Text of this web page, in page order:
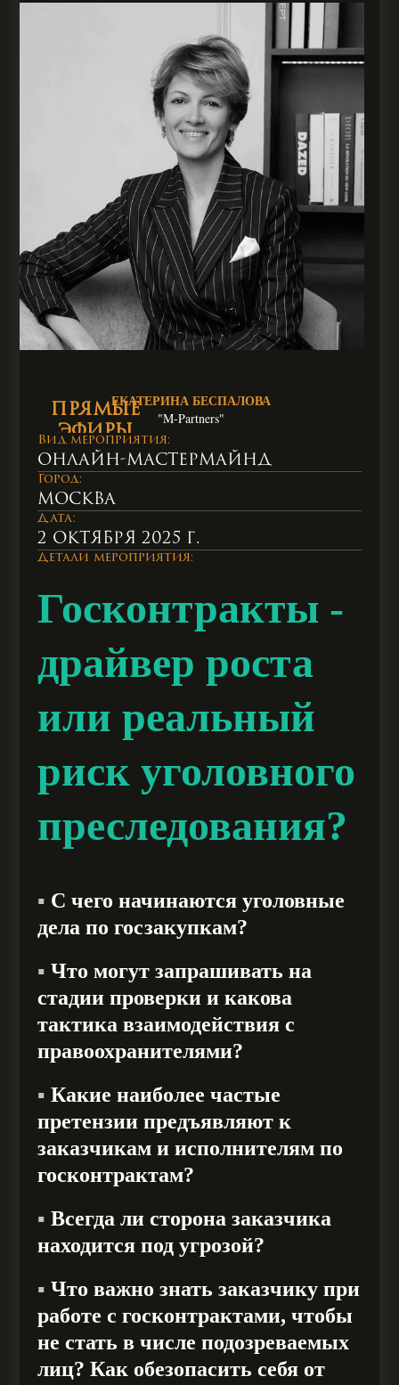
ЕКАТЕРИНА БЕСПАЛОВА
"M-Partners"
ПРЯМЫЕ
ЭФИРЫ
ПОМОГУТ
ПОВЫСИТЬ
УРОВЕНЬ
ВАШЕЙ
ПРОФЕССИОНАЛЬНОЙ
КОМПЕТЕНЦИИ
Вид мероприятия:
Онлайн-мастермайнд
Город:
Москва
Дата:
2 октября 2025 г.
Детали мероприятия:
Госконтракты -
драйвер роста
или реальный
риск уголовного
преследования?
▪️ С чего начинаются уголовные
дела по госзакупкам?
▪️ Что могут запрашивать на
стадии проверки и какова
тактика взаимодействия с
правоохранителями?
▪️ Какие наиболее частые
претензии предъявляют к
заказчикам и исполнителям по
госконтрактам?
▪️ Всегда ли сторона заказчика
находится под угрозой?
▪️ Что важно знать заказчику при
работе с госконтрактами, чтобы
не стать в числе подозреваемых
лиц? Как обезопасить себя от